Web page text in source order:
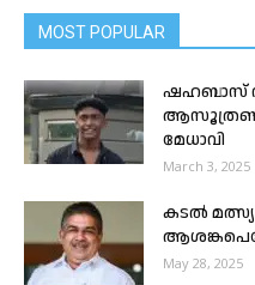
MOST POPULAR
ഷഹബാസ്
ആസൂത്രണം
മേധാവി
March 3, 2025
കടൽ
May 28, 2025